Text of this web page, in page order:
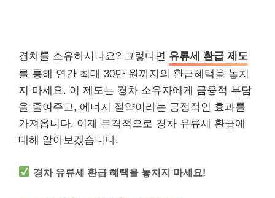
경차를 소유하시나요? 그렇다면 유류세 환급 제도
를 통해 연간 최대 30만 원까지의 환급혜택을 놓치
지 마세요. 이 제도는 경차 소유자에게 금융적 부담
을 줄여주고, 에너지 절약이라는 긍정적인 효과를
가져옵니다. 이제 본격적으로 경차 유류세 환급에
대해 알아보겠습니다.
경차 유류세 환급 혜택을 놓치지 마세요!